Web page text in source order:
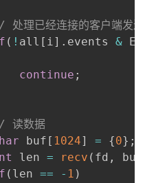
理已经连接的客户端发送
( ! all [ i] . events &
continue ;
读数据
buf [ 1024] = {0} ;
len = recv ( fd , buf
( len == - 1 )